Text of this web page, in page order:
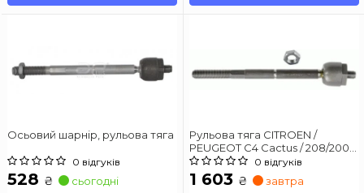
Осьовий шарнір, рульова тяга
0 відгуків
528 ₴ сьогодні
Рульова тяга CITROEN /
PEUGEOT C4 Cactus / 208/2008
03 -
0 відгуків
1 603 ₴ завтра